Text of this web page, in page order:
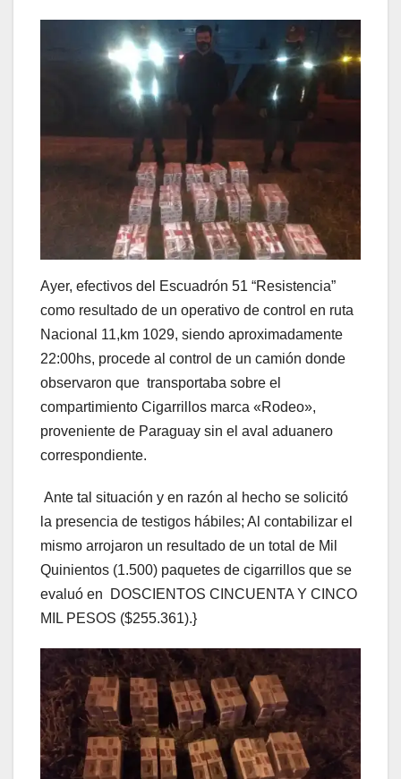
Ayer, efectivos del Escuadrón 51 “Resistencia”
como resultado de un operativo de control en ruta
Nacional 11,km 1029, siendo aproximadamente
22:00hs, procede al control de un camión donde
observaron que transportaba sobre el
compartimiento Cigarrillos marca «Rodeo»,
proveniente de Paraguay sin el aval aduanero
correspondiente.
Ante tal situación y en razón al hecho se solicitó
la presencia de testigos hábiles; Al contabilizar el
mismo arrojaron un resultado de un total de Mil
Quinientos (1.500) paquetes de cigarrillos que se
evaluó en DOSCIENTOS CINCUENTA Y CINCO
MIL PESOS ($255.361).}